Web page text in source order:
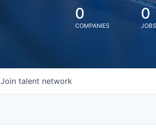
0
COMPANIES
0
JOBS
Join talent network